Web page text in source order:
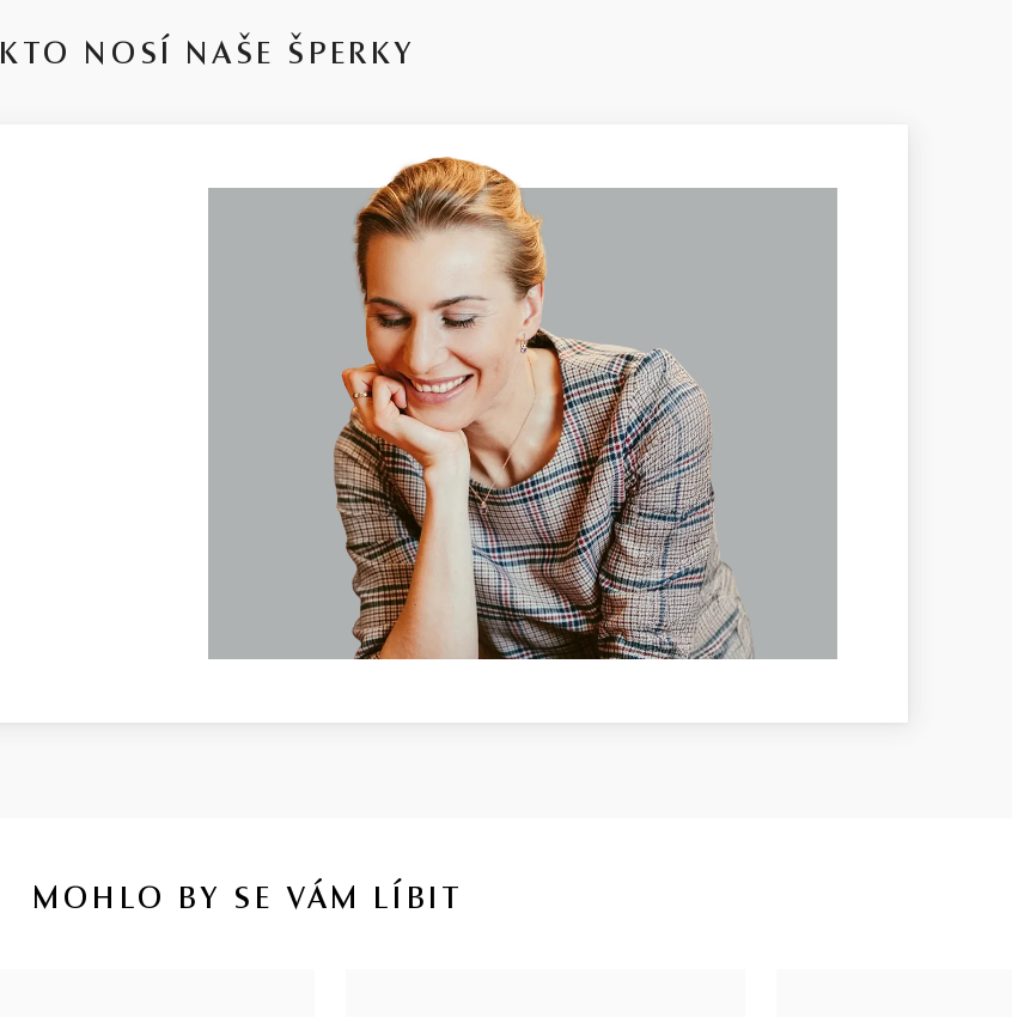
KTO NOSÍ NAŠE ŠPERKY
MOHLO BY SE VÁM LÍBIT